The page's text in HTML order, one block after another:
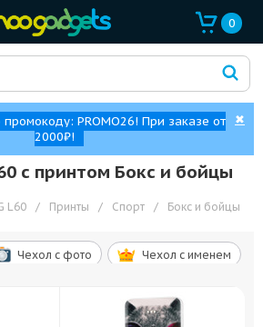
0
PROMO26! При заказе от
2000₽!
✖
с принтом Бокс и бойцы
L60 / Принты / Спорт / Бокс и бойцы
Чехол c фото Чехол c именем